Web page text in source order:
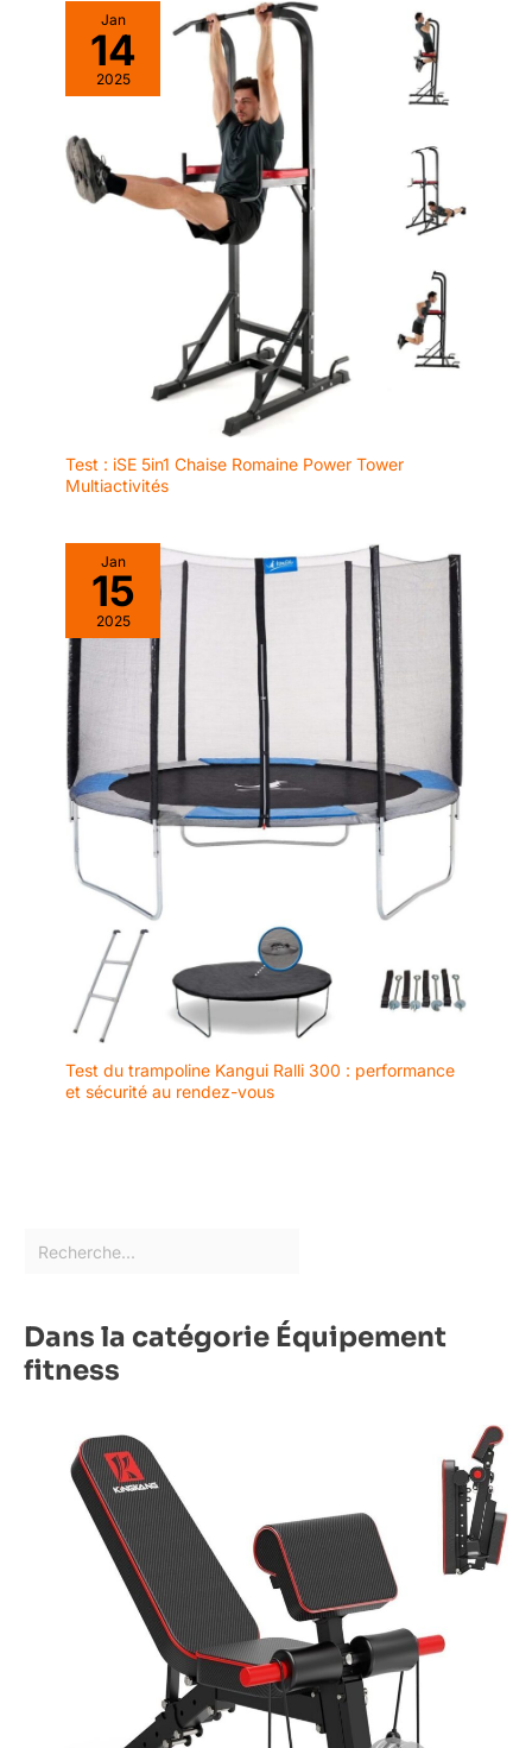
Jan
14
2025
Test : iSE 5in1 Chaise Romaine Power Tower
Multiactivités
Jan
15
2025
Test du trampoline Kangui Ralli 300 : performance
et sécurité au rendez-vous
Dans la catégorie Équipement
fitness